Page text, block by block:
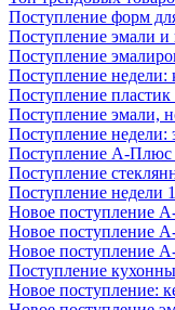
Поступление форм
Поступление эмали и
Поступление
Поступление недели:
Поступление пластик
Поступление эмали,
Поступление недели:
Поступление А-Плюс
Поступление
Поступление недели
Новое поступление
Новое поступление
Новое поступление
Поступление
Новое поступление: